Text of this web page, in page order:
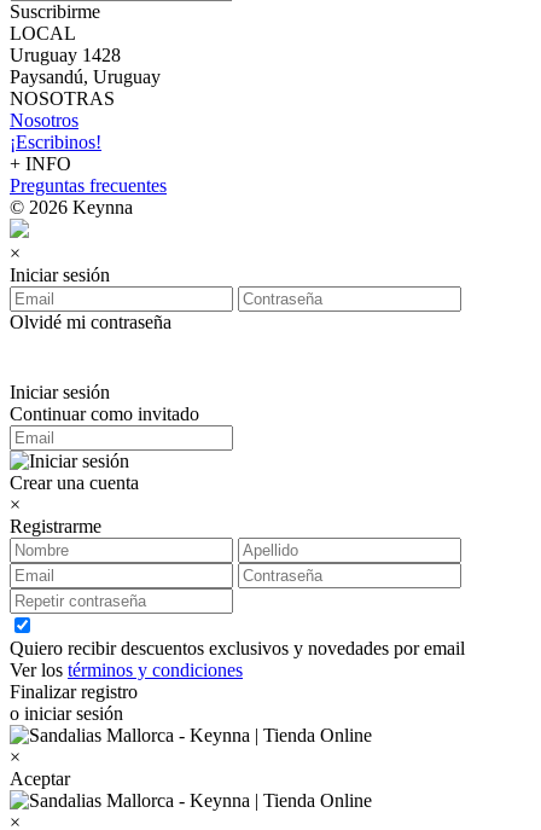
Suscribirme
LOCAL
Uruguay 1428
Paysandú, Uruguay
NOSOTRAS
Nosotros
¡Escribinos!
+ INFO
Preguntas frecuentes
© 2026 Keynna
×
Iniciar sesión
Olvidé mi contraseña
Iniciar sesión
Continuar como invitado
Crear una cuenta
×
Registrarme
Quiero recibir descuentos exclusivos y novedades por email
Ver los términos y condiciones
Finalizar registro
o iniciar sesión
×
Aceptar
×